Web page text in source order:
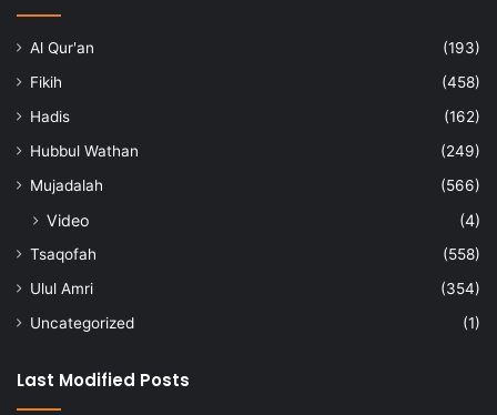
Al Qur'an
(193)
Fikih
(458)
Hadis
(162)
Hubbul Wathan
(249)
Mujadalah
(566)
Video (4)
Tsaqofah
(558)
Ulul Amri
(354)
Uncategorized
(1)
Last Modified Posts